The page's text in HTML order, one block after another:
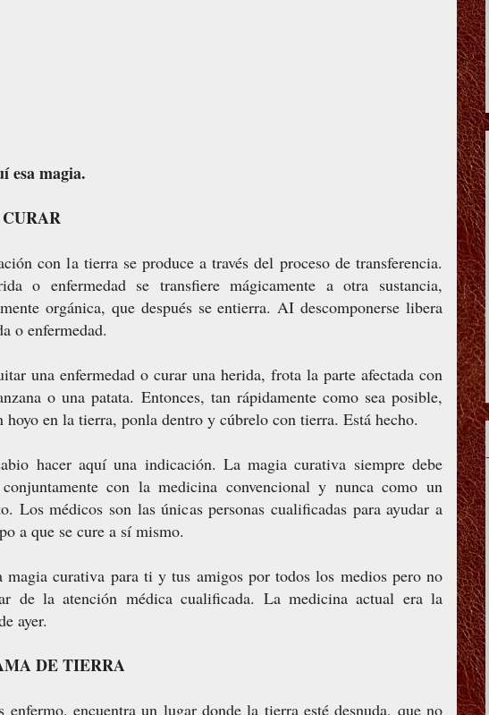
esa magia.
con la tierra se produce a través del proceso de transferencia.
o enfermedad se transfiere mágicamente a otra sustancia,
orgánica, que después se entierra. AI descomponerse libera
o enfermedad.
una enfermedad o curar una herida, frota la parte afectada con
o una patata. Entonces, tan rápidamente como sea posible,
hoyo en la tierra, ponla dentro y cúbrelo con tierra. Está hecho.
hacer aquí una indicación. La magia curativa siempre debe
conjuntamente con la medicina convencional y nunca como un
Los médicos son las únicas personas cualificadas para ayudar a
a que se cure a sí mismo.
magia curativa para ti y tus amigos por todos los medios pero no
de la atención médica cualificada. La medicina actual era la
ayer.
DE TIERRA
enfermo, encuentra un lugar donde la tierra esté desnuda, que no